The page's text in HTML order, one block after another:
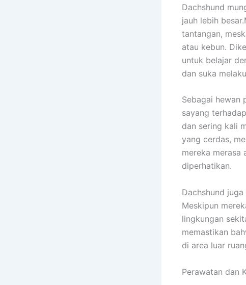
Dachshund
jauh lebih besar.
tantangan,
atau kebun.
untuk belajar
dan suka
Sebagai hewan
sayang
dan sering kali
yang cerdas,
mereka merasa
diperhatikan.
Dachshund
Meskipun
lingkungan
memastikan
di area luar
Perawatan dan